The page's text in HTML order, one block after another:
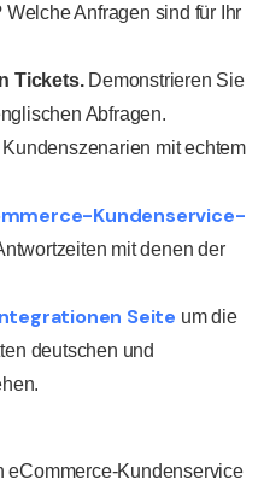
Anfragen sind für Ihr
Tickets.Demonstrieren Sie
Abfragen.
mit echtem
Kundenservice-
mit denen der
Seite um die
deutschen und
eCommerce-Kundenservice